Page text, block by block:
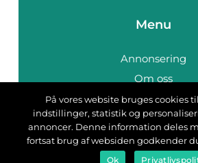
Menu
Annonsering
Om oss
Cookies
Kontakta oss
Sitemap
På vores website bruges cookies
indstillinger, statistik og
annoncer. Denne information deles
fortsat brug af websiden godkender
Ok